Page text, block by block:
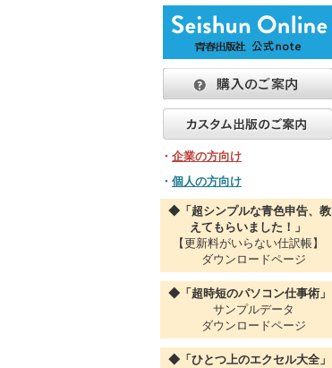
・ 企業の方向け
・ 個人の方向け
◆「超シンプルな青色申告、教
えてもらいました！」
【更新料がいらない仕訳帳】
ダウンロードページ
◆「超時短のパソコン仕事術」
サンプルデータ
ダウンロードページ
◆「ひとつ上のエクセル大全」